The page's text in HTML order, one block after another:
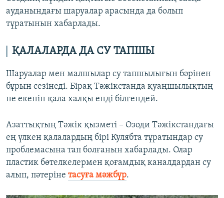
ауданындағы шаруалар арасында да болып
тұратынын хабарлады.
ҚАЛАЛАРДА ДА СУ ТАПШЫ
Шаруалар мен малшылар су тапшылығын бәрінен
бұрын сезінеді. Бірақ Тәжікстанда қуаңшылықтың
не екенін қала халқы енді білгендей.
Азаттықтың Тәжік қызметі – Озоди Тәжікстандағы
ең үлкен қалалардың бірі Кулябта тұратындар су
проблемасына тап болғанын хабарлады. Олар
пластик бөтелкелермен қоғамдық каналдардан су
алып, пәтеріне тасуға мәжбүр.